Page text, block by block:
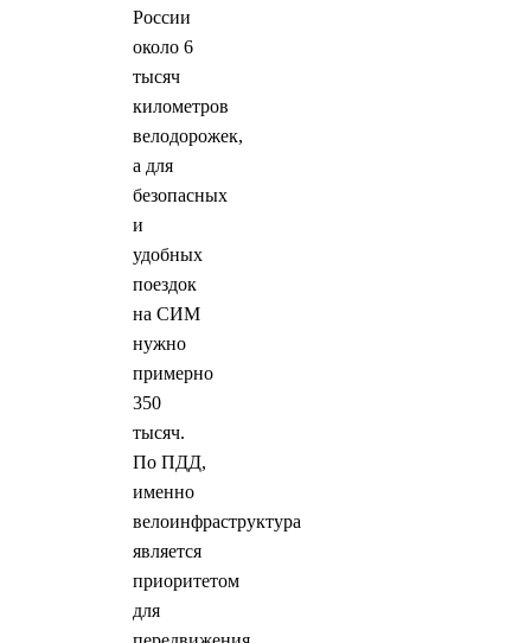
России
около 6
тысяч
километров
велодорожек,
а для
безопасных
и
удобных
поездок
на СИМ
нужно
примерно
350
тысяч.
По ПДД,
именно
велоинфраструктура
является
приоритетом
для